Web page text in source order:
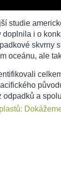
studie
doplnila i o
skvrny
oceánu, ale
odpadků a